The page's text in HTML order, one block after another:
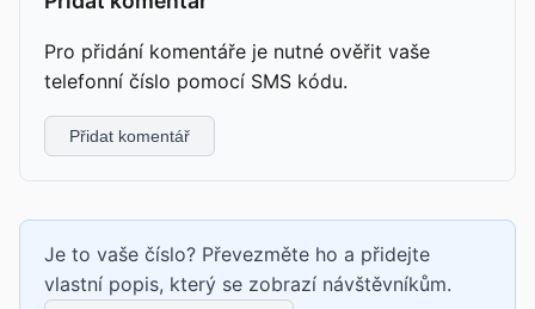
Pro přidání komentáře je nutné ověřit vaše
telefonní číslo pomocí SMS kódu.
Přidat komentář
Je to vaše číslo? Převezměte ho a přidejte
vlastní popis, který se zobrazí návštěvníkům.